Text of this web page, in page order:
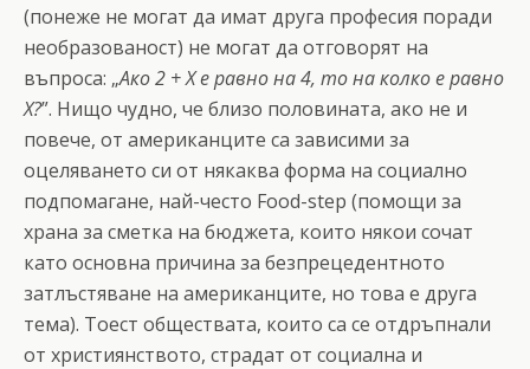
(понеже не могат да имат друга професия поради
необразованост) не могат да отговорят на
въпроса: „Ако 2 + Х е равно на 4, то на колко е равно
Х?”. Нищо чудно, че близо половината, ако не и
повече, от американците са зависими за
оцеляването си от някаква форма на социално
подпомагане, най-често Food-step (помощи за
храна за сметка на бюджета, които някои сочат
като основна причина за безпрецедентното
затлъстяване на американците, но това е друга
тема). Тоест обществата, които са се отдръпнали
от християнството, страдат от социална и